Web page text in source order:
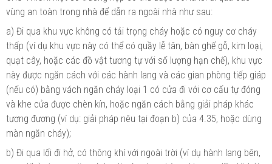
vùng an toàn trong nhà để dẫn ra ngoài nhà như sau:
a) Đi qua khu vực không có tải trọng cháy hoặc có nguy cơ cháy
thấp (ví dụ khu vực này có thểcó quầy lễ tân, bàn ghế gỗ, kim loại,
quạt cây, hoặc các đồ vật tương tự với số lượng hạn chế), khu vực
này được ngăn cách với các hành lang và các gian phòng tiếp giáp
(nếu có) bằng vách ngăn cháy loại 1 có cửa đi với cơ cấu tự đóng
và khe cửa được chèn kín, hoặc ngăn cách bằng giải pháp khác
tương đương (vídụ: giải pháp nêu tại đoạn b) của 4.35, hoặc dùng
màn ngăn cháy);
b) Đi qua lối đi hở, có thông khívới ngoài trời (vídụ hành lang bên,